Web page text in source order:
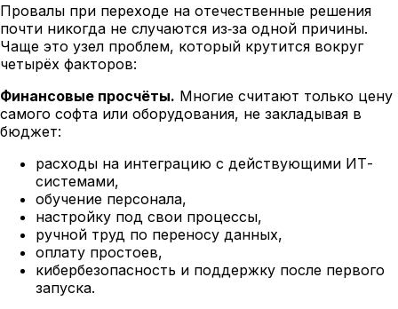
Провалы при переходе на отечественные решения
почти никогда не случаются из‑за одной причины.
Чаще это узел проблем, который крутится вокруг
четырёх факторов:
Финансовые просчёты. Многие считают только цену
самого софта или оборудования, не закладывая в
бюджет:
расходы на интеграцию с действующими ИТ-
системами,
обучение персонала,
настройку под свои процессы,
ручной труд по переносу данных,
оплату простоев,
кибербезопасность и поддержку после первого
запуска.